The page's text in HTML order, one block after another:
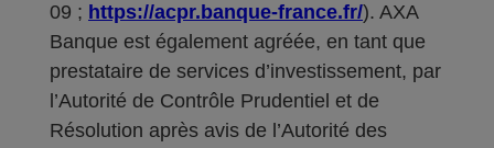
09 ; https://acpr.banque-france.fr/). AXA
Banque est également agréée, en tant que
prestataire de services d’investissement, par
l’Autorité de Contrôle Prudentiel et de
Résolution après avis de l’Autorité des